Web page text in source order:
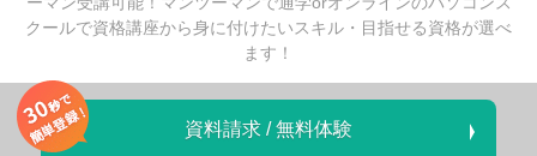
クールで資格講座から身に付けたいスキル・目指せる資格が選べ
ます！
資料請求 / 無料体験